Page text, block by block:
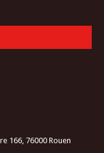
166, 76000 Rouen